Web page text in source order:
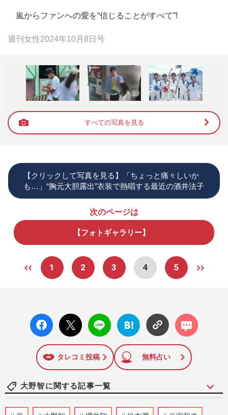
嵐からファンへの愛を“信じることがすべて”!
週刊女性2024年10月8日号
すべての写真を見る
【クリックして写真を見る】「ちょっと痛々しいか
も…」“胸元大胆露出”衣装で熱唱する最近の酒井法子
次のページは
【フォトギャラリー】
1 2 3 4 5
facebo
ok い
X ポス
ト
LINE
はてな
ブック
に追加
コメン
ト
タレコミ投稿 無料占い
大野智に関する記事一覧
嵐・松本潤、ライブ演出の次はアイドルプ